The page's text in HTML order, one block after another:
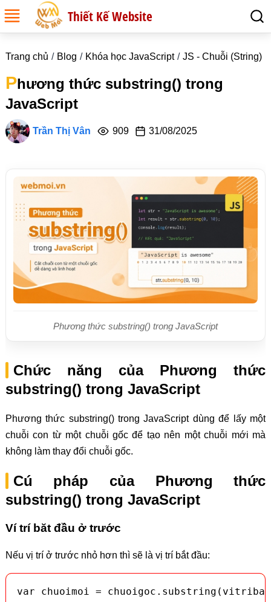
Thiết Kế Website
Trang chủ Blog Khóa học JavaScript JS - Chuỗi (String)
Phương thức substring() trong
JavaScript
Trần Thị Vân 909 31/08/2025
Phương thức substring() trong JavaScript
Chức năng của Phương thức
substring() trong JavaScript
Phương thức substring() trong JavaScript dùng để lấy một
chuỗi con từ một chuỗi gốc để tạo nên một chuỗi mới mà
không làm thay đổi chuỗi gốc.
Cú pháp của Phương thức
substring() trong JavaScript
Ví trí băt đầu ở trước
Nếu vị trí ở trước nhỏ hơn thì sẽ là vị trí bắt đầu:
var chuoimoi =